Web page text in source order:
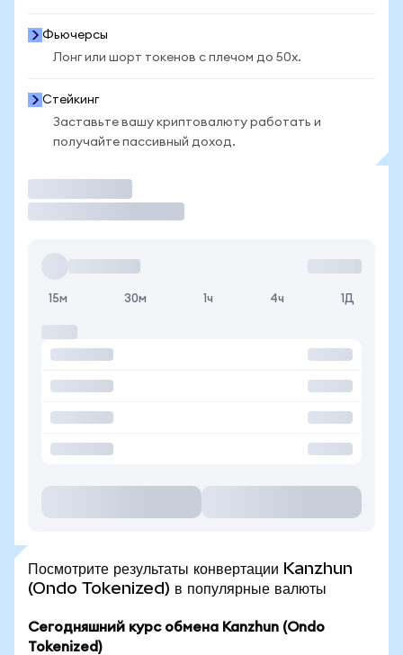
Фьючерсы
Лонг или шорт токенов с плечом до 50x.
Стейкинг
Заставьте вашу криптовалюту работать и
получайте пассивный доход.
15м 30м 1ч 4ч 1Д
Посмотрите результаты конвертации Kanzhun
(Ondo Tokenized) в популярные валюты
Сегодняшний курс обмена Kanzhun (Ondo
Tokenized)